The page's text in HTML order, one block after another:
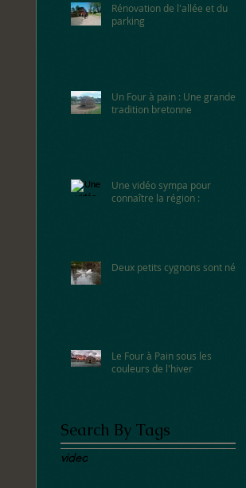
Rénovation de l'allée et du
parking
Un Four à pain : Une grande
tradition bretonne
Une vidéo sympa pour
connaître la région :
Deux petits cygnons sont nés!
Le Four à Pain sous les
couleurs de l'hiver
Search By Tags
video